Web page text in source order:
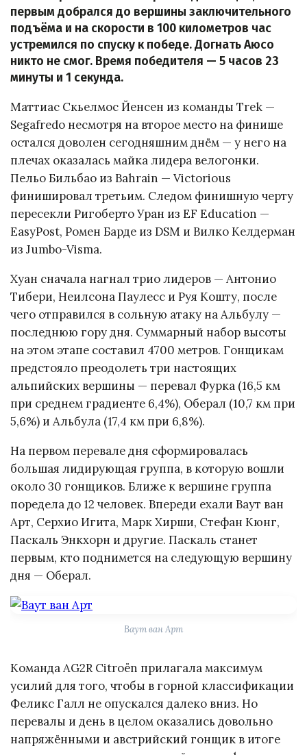
первым добрался до вершины заключительного
подъёма и на скорости в 100 километров час
устремился по спуску к победе. Догнать Аюсо
никто не смог. Время победителя — 5 часов 23
минуты и 1 секунда.
Маттиас Скьелмос Йенсен из команды Trek —
Segafredo несмотря на второе место на финише
остался доволен сегодняшним днём — у него на
плечах оказалась майка лидера велогонки.
Пельо Бильбао из Bahrain — Victorious
финишировал третьим. Следом финишную черту
пересекли Ригоберто Уран из EF Education —
EasyPost, Ромен Барде из DSM и Вилко Келдерман
из Jumbo-Visma.
Хуан сначала нагнал трио лидеров — Антонио
Тибери, Неилсона Паулесс и Руя Кошту, после
чего отправился в сольную атаку на Альбулу —
последнюю гору дня. Суммарный набор высоты
на этом этапе составил 4700 метров. Гонщикам
предстояло преодолеть три настоящих
альпийских вершины — перевал Фурка (16,5 км
при среднем градиенте 6,4%), Оберал (10,7 км при
5,6%) и Альбула (17,4 км при 6,8%).
На первом перевале дня сформировалась
большая лидирующая группа, в которую вошли
около 30 гонщиков. Ближе к вершине группа
поредела до 12 человек. Впереди ехали Ваут ван
Арт, Серхио Игита, Марк Хирши, Стефан Кюнг,
Паскаль Энкхорн и другие. Паскаль станет
первым, кто поднимется на следующую вершину
дня — Оберал.
Ваут ван Арт
Команда AG2R Citroën прилагала максимум
усилий для того, чтобы в горной классификации
Феликс Галл не опускался далеко вниз. Но
перевалы и день в целом оказались довольно
напряжёнными и австрийский гонщик в итоге